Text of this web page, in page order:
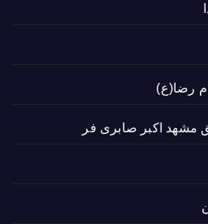
رضا(ع)
مشهد اکبر صابری فر